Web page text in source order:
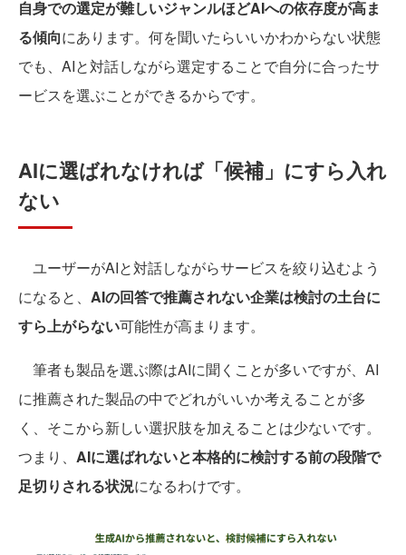
自身での選定が難しいジャンルほどAIへの依存度が高ま
る傾向にあります。何を聞いたらいいかわからない状態
でも、AIと対話しながら選定することで自分に合ったサ
ービスを選ぶことができるからです。
AIに選ばれなければ「候補」にすら入れ
ない
ユーザーがAIと対話しながらサービスを絞り込むよう
になると、 AIの回答で推薦されない企業は検討の土台に
すら上がらない可能性が高まります。
筆者も製品を選ぶ際はAIに聞くことが多いですが、AI
に推薦された製品の中でどれがいいか考えることが多
く、そこから新しい選択肢を加えることは少ないです。
つまり、 AIに選ばれないと本格的に検討する前の段階で
足切りされる状況になるわけです。